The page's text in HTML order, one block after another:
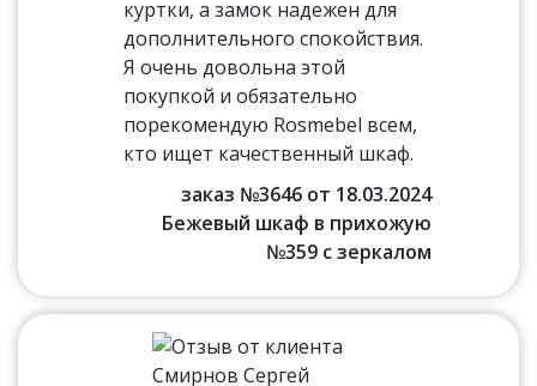
куртки, а замок надежен для
дополнительного спокойствия.
Я очень довольна этой
покупкой и обязательно
порекомендую Rosmebel всем,
кто ищет качественный шкаф.
заказ №3646 от 18.03.2024
Бежевый шкаф в прихожую
№359 с зеркалом